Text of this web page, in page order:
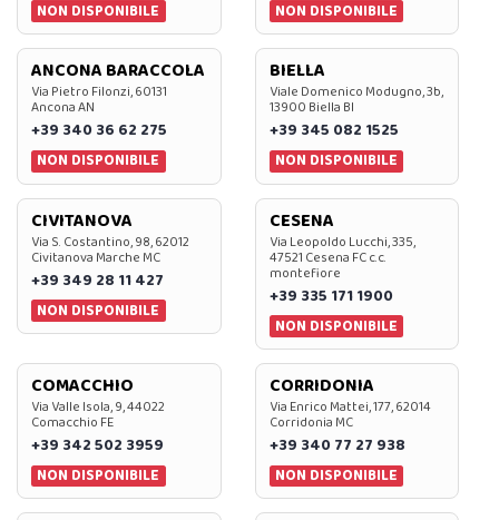
NON DISPONIBILE
NON DISPONIBILE
ANCONA BARACCOLA
Via Pietro Filonzi, 60131
Ancona AN
+39 340 36 62 275
NON DISPONIBILE
BIELLA
Viale Domenico Modugno, 3b,
13900 Biella BI
+39 345 082 1525
NON DISPONIBILE
CIVITANOVA
Via S. Costantino, 98, 62012
Civitanova Marche MC
+39 349 28 11 427
NON DISPONIBILE
CESENA
Via Leopoldo Lucchi, 335,
47521 Cesena FC c.c.
montefiore
+39 335 171 1900
NON DISPONIBILE
COMACCHIO
Via Valle Isola, 9, 44022
Comacchio FE
+39 342 502 3959
NON DISPONIBILE
CORRIDONIA
Via Enrico Mattei, 177, 62014
Corridonia MC
+39 340 77 27 938
NON DISPONIBILE